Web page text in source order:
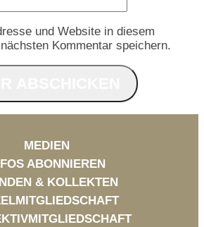
und Website in diesem
Kommentar speichern.
MEDIEN
ABONNIEREN
& KOLLEKTEN